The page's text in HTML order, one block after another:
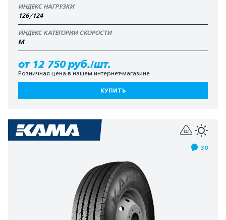
ИНДЕКС НАГРУЗКИ
126/124
ИНДЕКС КАТЕГОРИИ СКОРОСТИ
M
от 12 750 руб./шт.
Розничная цена в нашем интернет-магазине
КУПИТЬ
30